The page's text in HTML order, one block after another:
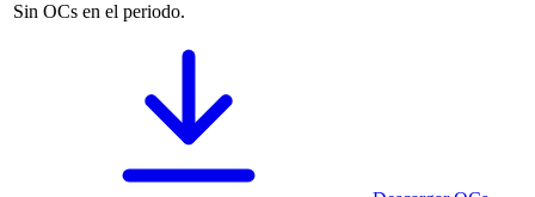
Sin OCs en el periodo.